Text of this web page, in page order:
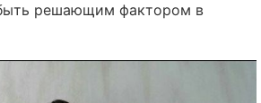
решающим фактором в